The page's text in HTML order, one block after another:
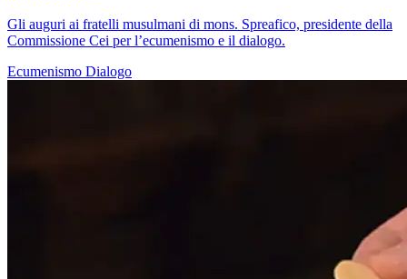
Gli auguri ai fratelli musulmani di mons. Spreafico, presidente della
Commissione Cei per l’ecumenismo e il dialogo.
Ecumenismo Dialogo